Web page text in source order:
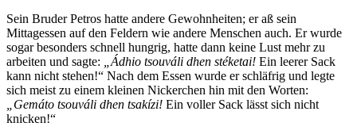
Sein Bruder Petros hatte andere Gewohnheiten; er aß sein
Mittagessen auf den Feldern wie andere Menschen auch. Er wurde
sogar besonders schnell hungrig, hatte dann keine Lust mehr zu
arbeiten und sagte: „Ádhio tsouváli dhen stéketai! Ein leerer Sack
kann nicht stehen!“ Nach dem Essen wurde er schläfrig und legte
sich meist zu einem kleinen Nickerchen hin mit den Worten:
„Gemáto tsouváli dhen tsakízi! Ein voller Sack lässt sich nicht
knicken!“